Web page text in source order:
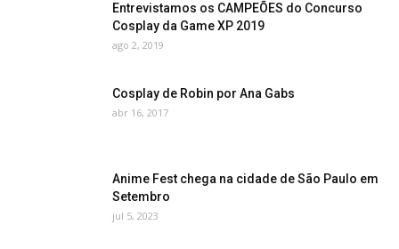
Entrevistamos os CAMPEÕES do Concurso
Cosplay da Game XP 2019
ago 2, 2019
Cosplay de Robin por Ana Gabs
abr 16, 2017
Anime Fest chega na cidade de São Paulo em
Setembro
jul 5, 2023